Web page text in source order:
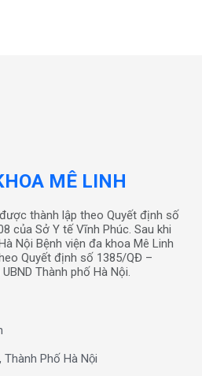
MÊ LINH
thành lập theo Quyết định số
của Sở Y tế Vĩnh Phúc. Sau khi
Nội Bệnh viện đa khoa Mê Linh
Quyết định số 1385/QĐ –
Thành phố Hà Nội.
Thành Phố Hà Nội